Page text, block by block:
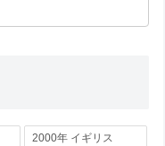
2000年 イギリス